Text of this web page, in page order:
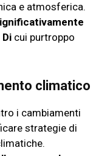
e atmosferica.
cui purtroppo
climatico
i cambiamenti
strategie di